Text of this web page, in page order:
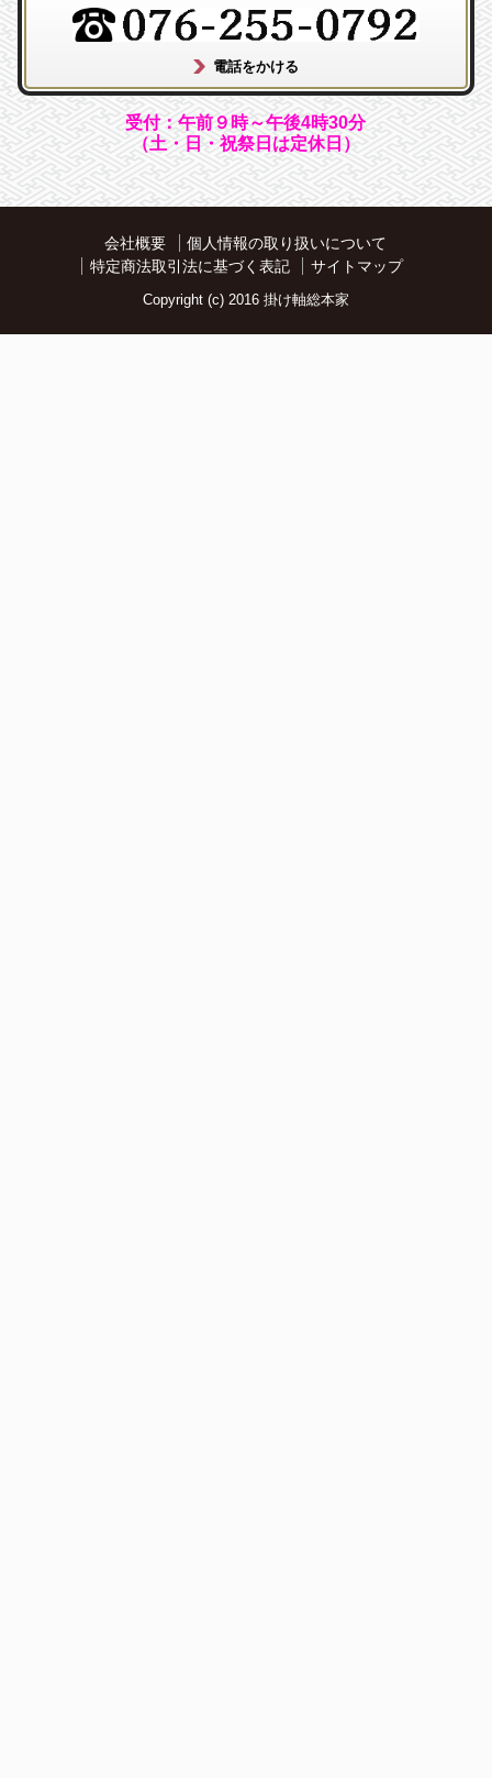
受付：午前９時～午後4時30分
（土・日・祝祭日は定休日）
会社概要
個人情報の取り扱いについて
特定商法取引法に基づく表記
サイトマップ
Copyright (c) 2016 掛け軸総本家